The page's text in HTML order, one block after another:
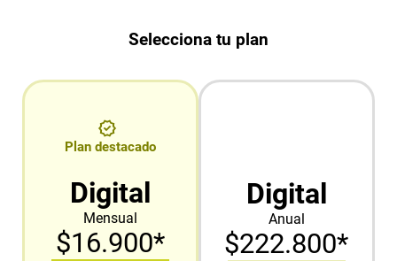
Selecciona tu plan
Plan destacado
Digital
Mensual
$16.900*
Digital
Anual
$222.800*